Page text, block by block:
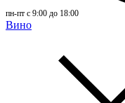
пн-пт с 9:00 до 18:00
Вино